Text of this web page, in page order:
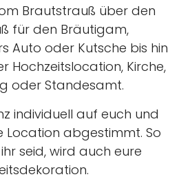
Brautstrauß über den
für den Bräutigam,
Auto oder Kutsche bis hin
Hochzeitslocation, Kirche,
oder Standesamt.
individuell auf euch und
Location abgestimmt. So
seid, wird auch eure